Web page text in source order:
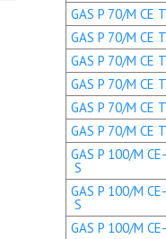
GAS P 70/M CE
GAS P 70/M CE
GAS P 70/M CE
GAS P 70/M CE
GAS P 70/M CE
GAS P 70/M CE
GAS P 100/M
S
GAS P 100/M
S
GAS P 100/M